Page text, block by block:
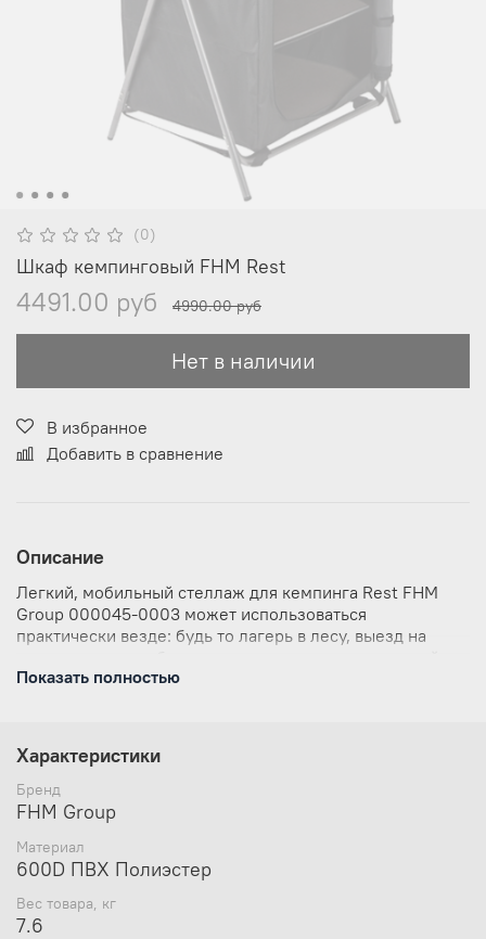
(0)
Шкаф кемпинговый FHM Rest
4491.00 руб 4990.00 руб
Нет в наличии
В избранное
Добавить в сравнение
Описание
Легкий, мобильный стеллаж для кемпинга Rest FHM
Group 000045-0003 может использоваться
практически везде: будь то лагерь в лесу, выезд на
природе.
Ставится за считанные минуты, неприхотлив в
Материалы: Ткань: 600D PVC Polyester;
Каркас: сталь;
Диаметр каркаса: 19 мм;
Материал столешницы: МДФ влагостойкий;
Размеры: 67х52х102(H) см;
Показать полностью
Характеристики
Бренд
FHM Group
Материал
600D ПВХ Полиэстер
Вес товара, кг
7.6